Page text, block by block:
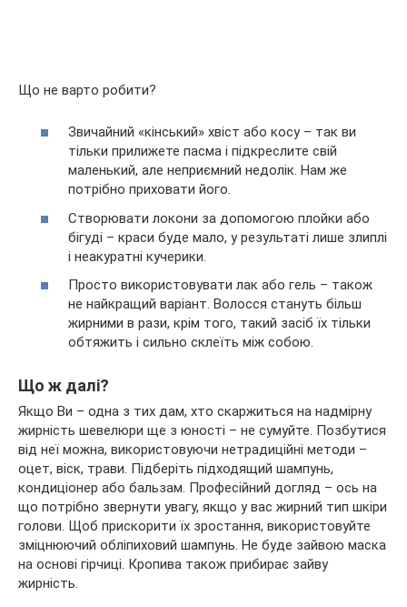
Що не варто робити?
Звичайний «кінський» хвіст або косу – так ви
тільки прилижете пасма і підкреслите свій
маленький, але неприємний недолік. Нам же
потрібно приховати його.
Створювати локони за допомогою плойки або
бігуді – краси буде мало, у результаті лише злиплі
і неакуратні кучерики.
Просто використовувати лак або гель – також
не найкращий варіант. Волосся стануть більш
жирними в рази, крім того, такий засіб їх тільки
обтяжить і сильно склеїть між собою.
Що ж далі?
Якщо Ви – одна з тих дам, хто скаржиться на надмірну
жирність шевелюри ще з юності – не сумуйте. Позбутися
від неї можна, використовуючи нетрадиційні методи –
оцет, віск, трави. Підберіть підходящий шампунь,
кондиціонер або бальзам. Професійний догляд – ось на
що потрібно звернути увагу, якщо у вас жирний тип шкіри
голови. Щоб прискорити їх зростання, використовуйте
зміцнюючий обліпиховий шампунь. Не буде зайвою маска
на основі гірчиці. Кропива також прибирає зайву
жирність.